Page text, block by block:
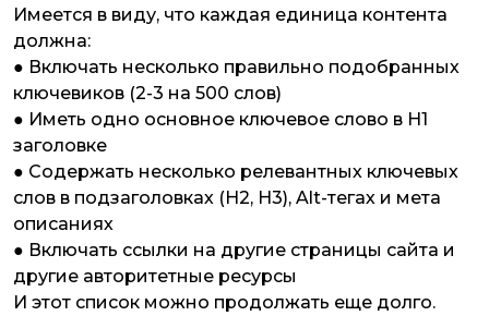
Имеется в виду, что каждая единица контента
должна:
● Включать несколько правильно подобранных
ключевиков (2-3 на 500 слов)
● Иметь одно основное ключевое слово в H1
заголовке
● Содержать несколько релевантных ключевых
слов в подзаголовках (H2, H3), Alt-тегах и мета
описаниях
● Включать ссылки на другие страницы сайта и
другие авторитетные ресурсы
И этот список можно продолжать еще долго.